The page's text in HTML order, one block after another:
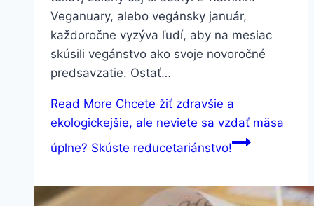
Veganuary, alebo vegánsky január,
každoročne vyzýva ľudí, aby na mesiac
skúsili vegánstvo ako svoje novoročné
predsavzatie. Ostať…
Read More Chcete žiť zdravšie a
ekologickejšie, ale neviete sa vzdať mäsa
úplne? Skúste reducetariánstvo!